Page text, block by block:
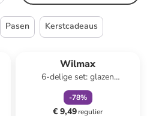
Pasen Kerstcadeaus
Wilmax
6-delige set: glazen
transparant - 150 ml
-78%
€ 9,49regulier